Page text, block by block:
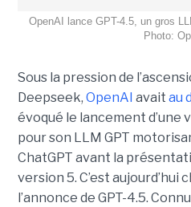
OpenAI lance GPT-4.5, un gros
Photo:
Sous la pression de
Deepseek, OpenAI avait au
évoqué le lancement
pour son LLM GPT
ChatGPT avant la
version 5. C’est aujourd’hui
l’annonce de GPT-4.5.